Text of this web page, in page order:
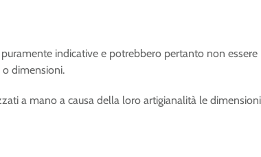
indicative e potrebbero pertanto non
dimensioni.
a mano a causa della loro artigianalità le